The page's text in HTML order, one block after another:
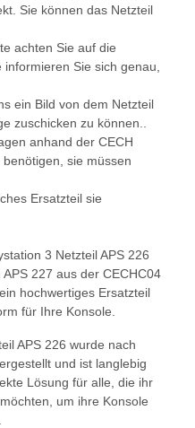
Sie können das Netzteil
achten Sie auf die
Sie sich genau,
ein Bild von dem Netzteil
zuschicken zu können..
anhand der CECH
sie müssen
Ersatzteil sie
3 Netzteil APS 226
227 aus der CECHC04
hochwertiges Ersatzteil
für Ihre Konsole.
APS 226 wurde nach
und ist langlebig
Lösung für alle, die ihr
um ihre Konsole